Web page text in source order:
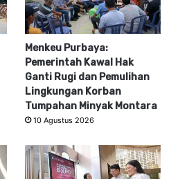
Menkeu Purbaya:
Pemerintah Kawal Hak
Ganti Rugi dan Pemulihan
Lingkungan Korban
Tumpahan Minyak Montara
10 Agustus 2026